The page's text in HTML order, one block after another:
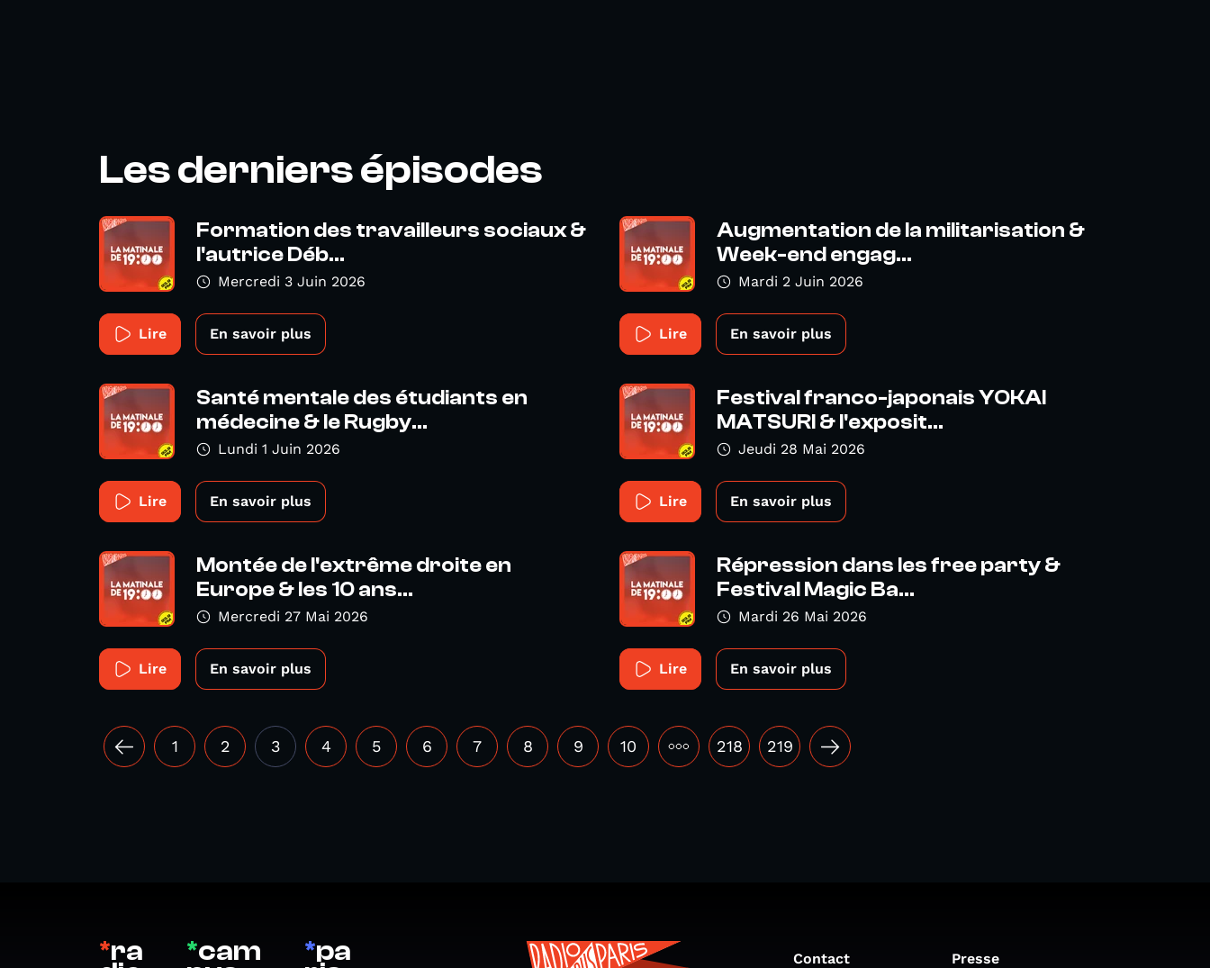
Les derniers épisodes
Formation des travailleurs sociaux &
l'autrice Déb...
Mercredi 3 Juin 2026
Lire En savoir plus
Augmentation de la militarisation &
Week-end engag...
Mardi 2 Juin 2026
Lire En savoir plus
Santé mentale des étudiants en
médecine & le Rugby...
Lundi 1 Juin 2026
Lire En savoir plus
Festival franco-japonais YOKAI
MATSURI & l'exposit...
Jeudi 28 Mai 2026
Lire En savoir plus
Montée de l'extrême droite en
Europe & les 10 ans...
Mercredi 27 Mai 2026
Lire En savoir plus
Répression dans les free party &
Festival Magic Ba...
Mardi 26 Mai 2026
Lire En savoir plus
1 2 3 4 5 6 7 8 9 10 ••• 218 219
*ra *cam *pa Contact Presse